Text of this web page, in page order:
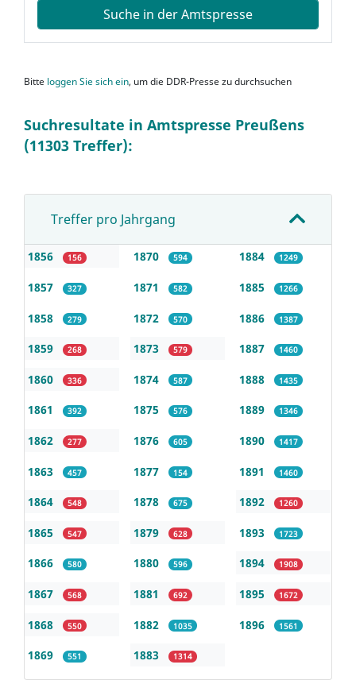
Suche in der Amtspresse
Bitte loggen Sie sich ein, um die DDR-Presse zu durchsuchen
Suchresultate in Amtspresse Preußens
(11303 Treffer):
Treffer pro Jahrgang
1856 156
1857 327
1858 279
1859 268
1860 336
1861 392
1862 277
1863 457
1864 548
1865 547
1866 580
1867 568
1868 550
1869 551
1870 594
1871 582
1872 570
1873 579
1874 587
1875 576
1876 605
1877 154
1878 675
1879 628
1880 596
1881 692
1882 1035
1883 1314
1884 1249
1885 1266
1886 1387
1887 1460
1888 1435
1889 1346
1890 1417
1891 1460
1892 1260
1893 1723
1894 1908
1895 1672
1896 1561